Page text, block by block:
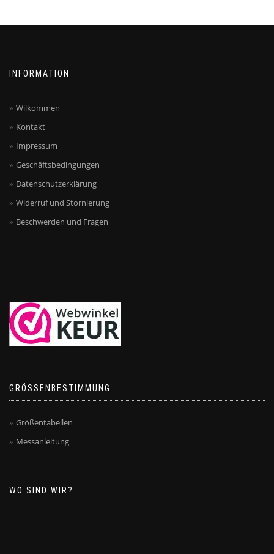
INFORMATION
Wilkommen
Kontakt
Impressum
Geschäftsbedingungen
Datenschutzerklärung
Widerruf und Stornierung
Beschwerden und Fragen
GRÖSSENBESTIMMUNG
Größentabellen
Messanleitung
WO SIND WIR?